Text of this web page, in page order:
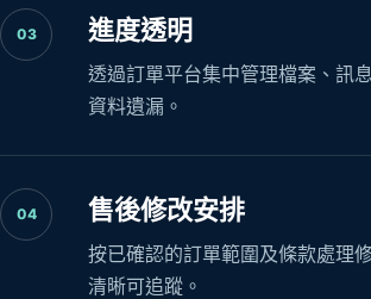
03 進度透明
透過訂單平台集中管理檔案、訊
資料遺漏。
04 售後修改安排
按已確認的訂單範圍及條款處理
清晰可追蹤。